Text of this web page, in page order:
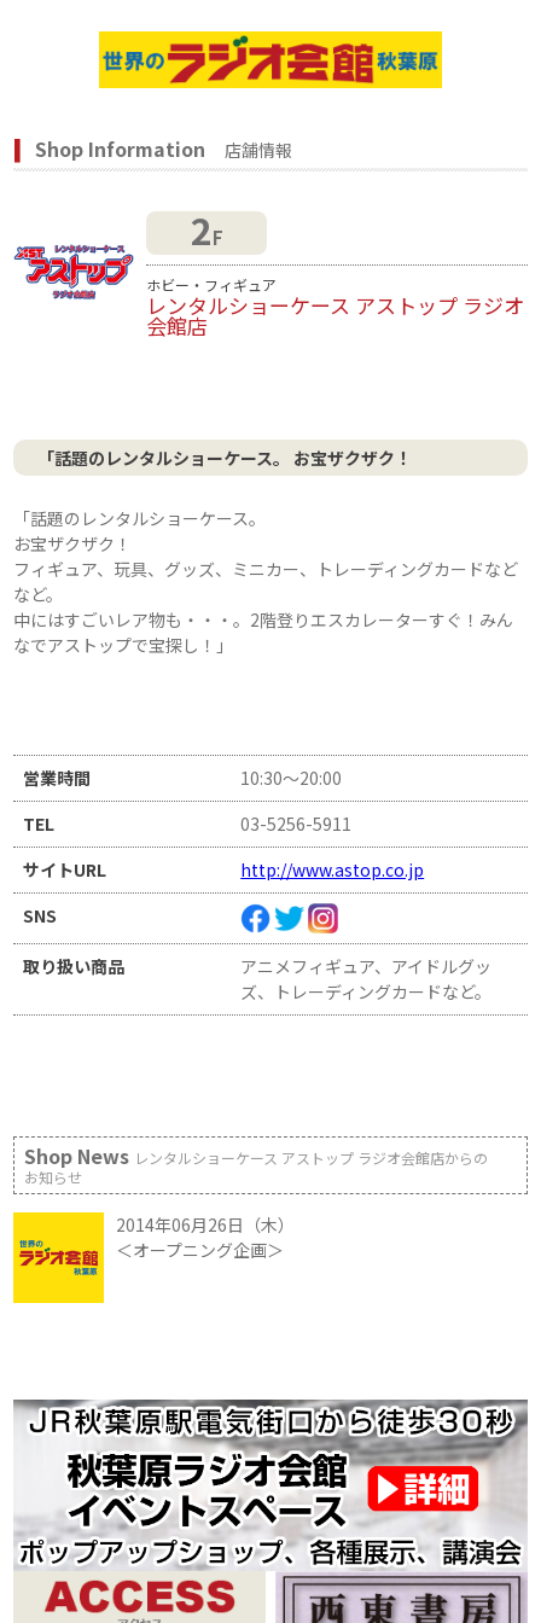
Shop Information 店舗情報
2F
ホビー・フィギュア
レンタルショーケース アストップ ラジオ
会館店
「話題のレンタルショーケース。 お宝ザクザク！
「話題のレンタルショーケース。
お宝ザクザク！
フィギュア、玩具、グッズ、ミニカー、トレーディングカードなど
など。
中にはすごいレア物も・・・。2階登りエスカレーターすぐ！みん
なでアストップで宝探し！」
営業時間
10:30～20:00
TEL
03-5256-5911
サイトURL
http://www.astop.co.jp
SNS
取り扱い商品
アニメフィギュア、アイドルグッ
ズ、トレーディングカードなど。
Shop News レンタルショーケース アストップ ラジオ会館店からの
お知らせ
2014年06月26日（木）
＜オープニング企画＞